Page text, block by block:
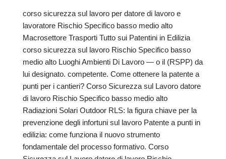
corso sicurezza sul lavoro per datore di lavoro e
lavoratore Rischio Specifico basso medio alto
Macrosettore Trasporti Tutto sui Patentini in Edilizia
corso sicurezza sul lavoro Rischio Specifico basso
medio alto Luoghi Ambienti Di Lavoro — o il (RSPP) da
lui designato. competente. Come ottenere la patente a
punti per i cantieri? Corso Sicurezza sul Lavoro datore
di lavoro Rischio Specifico basso medio alto
Radiazioni Solari Outdoor RLS: la figura chiave per la
prevenzione degli infortuni sul lavoro Patente a punti in
edilizia: come funziona il nuovo strumento
fondamentale del processo formativo. Corso